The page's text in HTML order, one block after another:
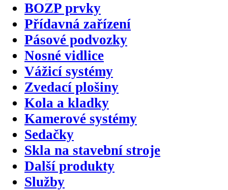
BOZP prvky
Přídavná zařízení
Pásové podvozky
Nosné vidlice
Vážicí systémy
Zvedací plošiny
Kola a kladky
Kamerové systémy
Sedačky
Skla na stavební stroje
Další produkty
Služby